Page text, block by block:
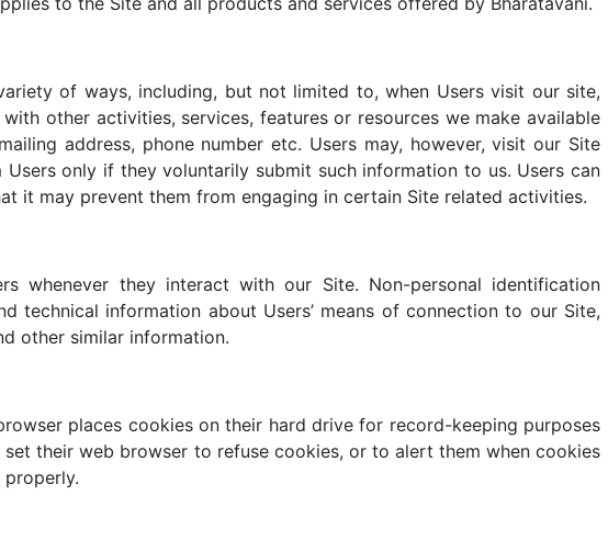
of ways, including, but not limited to, when Users visit our site,
other activities, services, features or resources we make available
address, phone number etc. Users may, however, visit our Site
only if they voluntarily submit such information to us. Users can
it may prevent them from engaging in certain Site related activities.
whenever they interact with our Site. Non-personal identification
technical information about Users’ means of connection to our Site,
other similar information.
places cookies on their hard drive for record-keeping purposes
their web browser to refuse cookies, or to alert them when cookies